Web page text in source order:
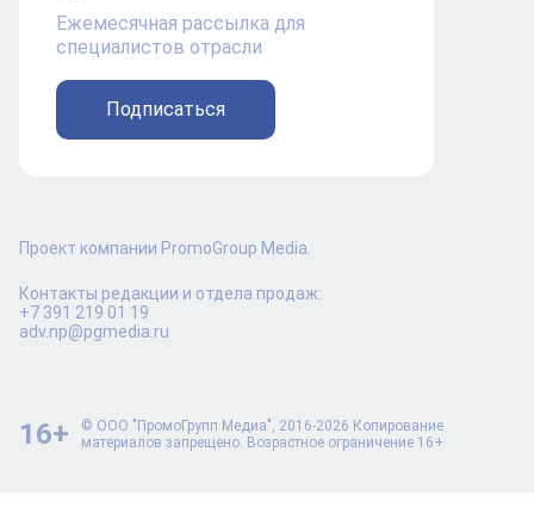
Ежемесячная рассылка для
специалистов отрасли
Подписаться
Проект компании PromoGroup Media.
Контакты редакции и отдела продаж:
+7 391 219 01 19
adv.np@pgmedia.ru
© ООО "ПромоГрупп Медиа", 2016-2026 Копирование
материалов запрещено. Возрастное ограничение 16+
16+